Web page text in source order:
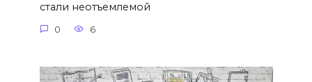
стали неотъемлемой
0 6